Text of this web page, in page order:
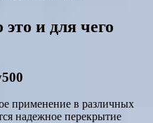
и для чего
применение в различных
надежное перекрытие